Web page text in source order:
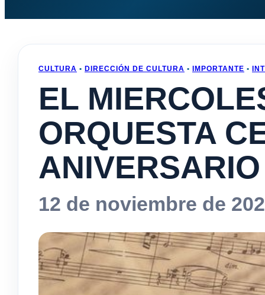
CULTURA • DIRECCIÓN DE CULTURA • IMPORTANTE •
EL
ORQUESTA
ANIVERSARIO
12 de noviembre de